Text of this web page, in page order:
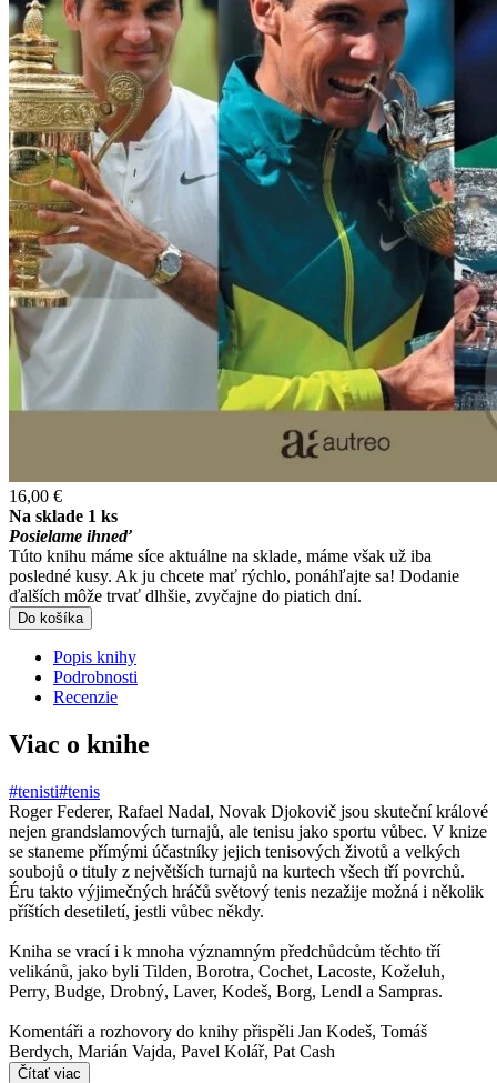
16,00 €
Na sklade 1 ks
Posielame ihneď
Túto knihu máme síce aktuálne na sklade, máme však už iba
posledné kusy. Ak ju chcete mať rýchlo, ponáhľajte sa! Dodanie
ďalších môže trvať dlhšie, zvyčajne do piatich dní.
Do košíka
Popis knihy
Podrobnosti
Recenzie
Viac o knihe
#tenisti#tenis
Roger Federer, Rafael Nadal, Novak Djokovič jsou skuteční králové
nejen grandslamových turnajů, ale tenisu jako sportu vůbec. V knize
se staneme přímými účastníky jejich tenisových životů a velkých
soubojů o tituly z největších turnajů na kurtech všech tří povrchů.
Éru takto výjimečných hráčů světový tenis nezažije možná i několik
příštích desetiletí, jestli vůbec někdy.
Kniha se vrací i k mnoha významným předchůdcům těchto tří
velikánů, jako byli Tilden, Borotra, Cochet, Lacoste, Koželuh,
Perry, Budge, Drobný, Laver, Kodeš, Borg, Lendl a Sampras.
Komentáři a rozhovory do knihy přispěli Jan Kodeš, Tomáš
Berdych, Marián Vajda, Pavel Kolář, Pat Cash
Čítať viac